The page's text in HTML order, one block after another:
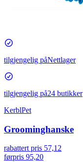
tilgjengelig påNettlager
tilgjengelig på24 butikker
KerblPet
Groominghanske
rabattert pris 57,12
førpris 95,20